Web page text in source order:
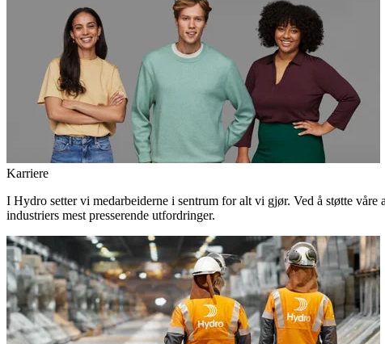
Karriere
I Hydro setter vi medarbeiderne i sentrum for alt vi gjør. Ved å støtte
industriers mest presserende utfordringer.